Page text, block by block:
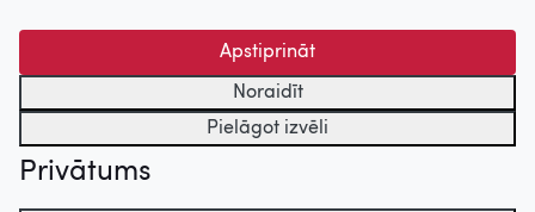
© 2026 Nacionālais Kino centrs, Kultūras informācijas sistēmu
centrs. Sadarbības partneris: Latvijas Valsts
kinofotofonodokumentu arhīvs.
Apstiprināt
Noraidīt
Pielāgot izvēli
Privātums